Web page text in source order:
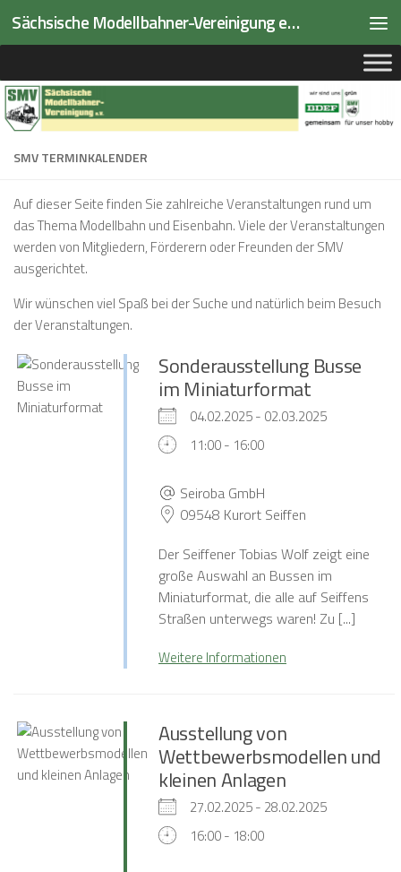
Zum Inhalt springen Sächsische Modellbahner-Vereinigung e.V.
SMV TERMINKALENDER
Auf dieser Seite finden Sie zahlreiche Veranstaltungen rund um
das Thema Modellbahn und Eisenbahn. Viele der Veranstaltungen
werden von Mitgliedern, Förderern oder Freunden der SMV
ausgerichtet.
Wir wünschen viel Spaß bei der Suche und natürlich beim Besuch
der Veranstaltungen.
Sonderausstellung Busse
im Miniaturformat
04.02.2025 - 02.03.2025
11:00 - 16:00
Seiroba GmbH
09548 Kurort Seiffen
Der Seiffener Tobias Wolf zeigt eine
große Auswahl an Bussen im
Miniaturformat, die alle auf Seiffens
Straßen unterwegs waren! Zu [...]
Weitere Informationen
Ausstellung von
Wettbewerbsmodellen und
kleinen Anlagen
27.02.2025 - 28.02.2025
16:00 - 18:00